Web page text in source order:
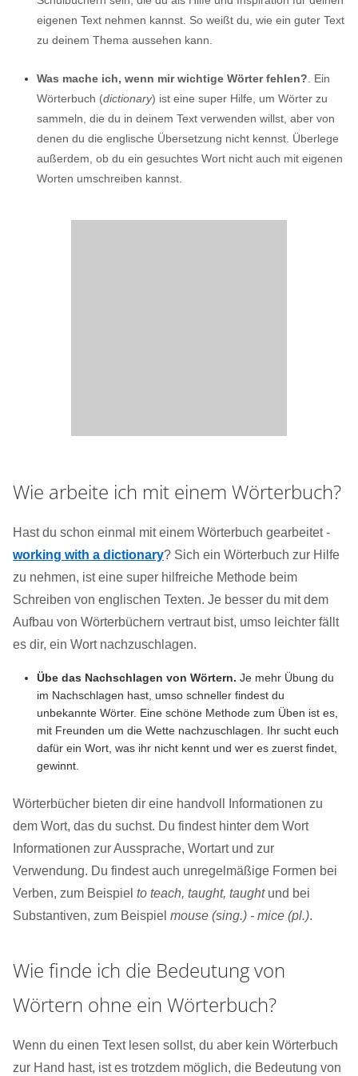
eigenen Text nehmen kannst. So weißt du, wie ein guter Text
zu deinem Thema aussehen kann.
Was mache ich, wenn mir wichtige Wörter fehlen?. Ein
Wörterbuch (dictionary) ist eine super Hilfe, um Wörter zu
sammeln, die du in deinem Text verwenden willst, aber von
denen du die englische Übersetzung nicht kennst. Überlege
außerdem, ob du ein gesuchtes Wort nicht auch mit eigenen
Worten umschreiben kannst.
Wie arbeite ich mit einem Wörterbuch?
Hast du schon einmal mit einem Wörterbuch gearbeitet -
working with a dictionary? Sich ein Wörterbuch zur Hilfe
zu nehmen, ist eine super hilfreiche Methode beim
Schreiben von englischen Texten. Je besser du mit dem
Aufbau von Wörterbüchern vertraut bist, umso leichter fällt
es dir, ein Wort nachzuschlagen.
Übe das Nachschlagen von Wörtern. Je mehr Übung du
im Nachschlagen hast, umso schneller findest du
unbekannte Wörter. Eine schöne Methode zum Üben ist es,
mit Freunden um die Wette nachzuschlagen. Ihr sucht euch
dafür ein Wort, was ihr nicht kennt und wer es zuerst findet,
gewinnt.
Wörterbücher bieten dir eine handvoll Informationen zu
dem Wort, das du suchst. Du findest hinter dem Wort
Informationen zur Aussprache, Wortart und zur
Verwendung. Du findest auch unregelmäßige Formen bei
Verben, zum Beispiel to teach, taught, taughtund bei
Substantiven, zum Beispiel mouse (sing.) - mice (pl.).
Wie finde ich die Bedeutung von
Wörtern ohne ein Wörterbuch?
Wenn du einen Text lesen sollst, du aber kein Wörterbuch
zur Hand hast, ist es trotzdem möglich, die Bedeutung von